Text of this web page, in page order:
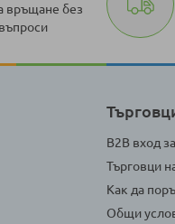
връщане без
B2B вход
Търговци
Как да
Общи